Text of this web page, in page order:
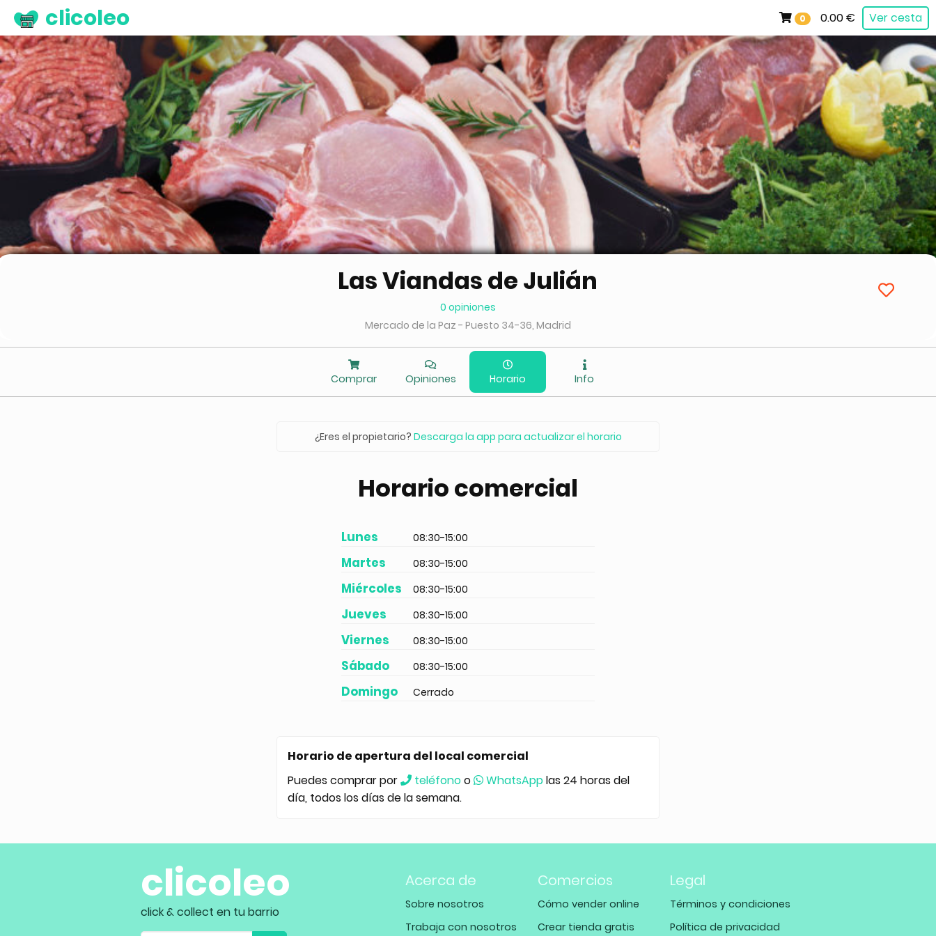
clicoleo 0 0.00 € Ver cesta
Las Viandas de Julián
0 opiniones
Mercado de la Paz - Puesto 34-36, Madrid
Comprar Opiniones Horario Info
¿Eres el propietario? Descarga la app para actualizar el horario
Horario comercial
Lunes 08:30-15:00
Martes 08:30-15:00
Miércoles 08:30-15:00
Jueves 08:30-15:00
Viernes 08:30-15:00
Sábado 08:30-15:00
Domingo Cerrado
Horario de apertura del local comercial
Puedes comprar por
teléfonoo WhatsApplas 24 horas del
día, todos los días de la semana.
clicoleo
click & collect en tu barrio
Acerca de
Sobre nosotros
Trabaja con nosotros
Comercios
Cómo vender online
Crear tienda gratis
Legal
Términos y condiciones
Política de privacidad